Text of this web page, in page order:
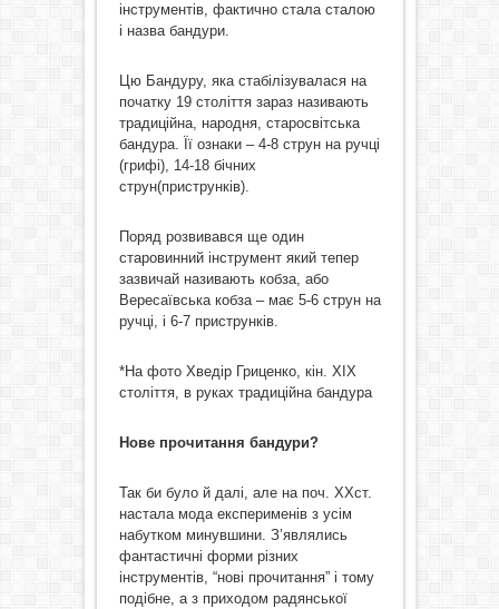
інструментів, фактично стала сталою
і назва бандури.
Цю Бандуру, яка стабілізувалася на
початку 19 століття зараз називають
традиційна, народня, старосвітська
бандура. Її ознаки – 4-8 струн на ручці
(грифі), 14-18 бічних
струн(приструнків).
Поряд розвивався ще один
старовинний інструмент який тепер
зазвичай називають кобза, або
Вересаївська кобза – має 5-6 струн на
ручці, і 6-7 приструнків.
*На фото Хведір Гриценко, кін. ХІХ
століття, в руках традиційна бандура
Нове прочитання бандури?
Так би було й далі, але на поч. ХХст.
настала мода експерименів з усім
набутком минувшини. З’являлись
фантастичні форми різних
інструментів, “нові прочитання” і тому
подібне, а з приходом радянської